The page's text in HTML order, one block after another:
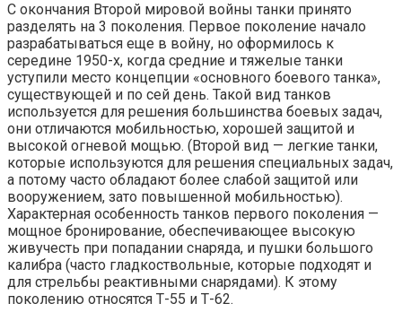
С окончания Второй мировой войны танки принято
разделять на 3 поколения. Первое поколение начало
разрабатываться еще в войну, но оформилось к
середине 1950-х, когда средние и тяжелые танки
уступили место концепции «основного боевого танка»,
существующей и по сей день. Такой вид танков
используется для решения большинства боевых задач,
они отличаются мобильностью, хорошей защитой и
высокой огневой мощью. (Второй вид — легкие танки,
которые используются для решения специальных задач,
а потому часто обладают более слабой защитой или
вооружением, зато повышенной мобильностью).
Характерная особенность танков первого поколения —
мощное бронирование, обеспечивающее высокую
живучесть при попадании снаряда, и пушки большого
калибра (часто гладкоствольные, которые подходят и
для стрельбы реактивными снарядами). К этому
поколению относятся Т-55 и Т-62.